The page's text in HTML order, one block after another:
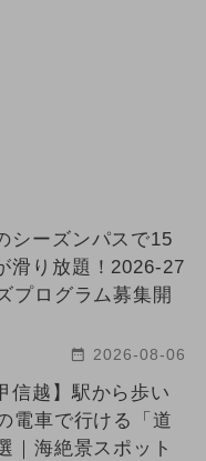
シーズンパスで15
滑り放題！2026-27
プログラム募集開
2026-08-06
信越】駅から歩い
電車で行ける「道
｜海絶景スポット